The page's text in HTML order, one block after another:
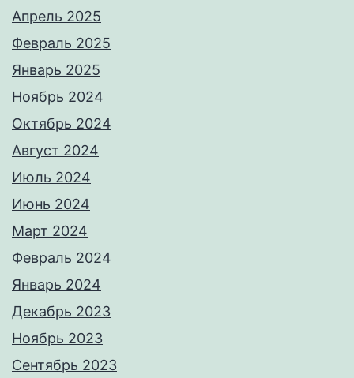
Апрель 2025
Февраль 2025
Январь 2025
Ноябрь 2024
Октябрь 2024
Август 2024
Июль 2024
Июнь 2024
Март 2024
Февраль 2024
Январь 2024
Декабрь 2023
Ноябрь 2023
Сентябрь 2023